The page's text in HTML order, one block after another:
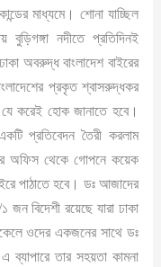
মাধ্যমে। শোনা যাচ্ছিল
বুড়িগঙ্গা নদীতে প্রতিদিনই
অবরুদ্ধ বাংলাদেশ বাইরের
প্রকৃত শ্বাসরুদ্ধকর
যে করেই হোক জানাতে হবে।
প্রতিবেদন তৈরী করলাম
অফিস থেকে গোপনে কয়েক
পাঠাতে হবে। ডঃ আজাদের
বিদেশী রয়েছে যারা ঢাকা
ওদের একজনের সাথে ডঃ
তার সহয়তা কামনা